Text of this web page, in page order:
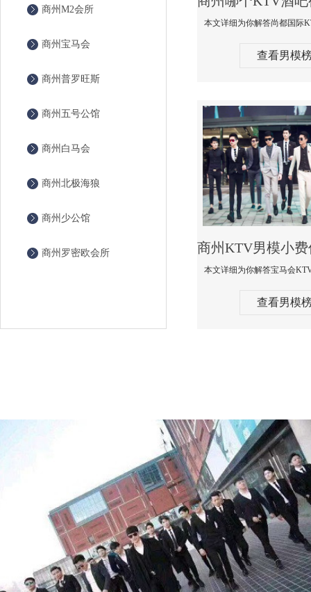
商州M2会所
商州宝马会
商州普罗旺斯
商州五号公馆
商州白马会
商州北极海狼
商州少公馆
商州罗密欧会所
查看男模
查看男模